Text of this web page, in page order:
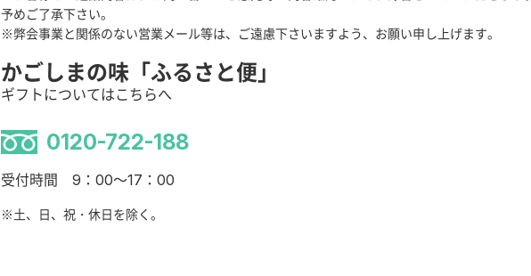
予めご了承下さい。
※弊会事業と関係のない営業メール等は、ご遠慮下さいますよう、お願い申し上げます。
かごしまの味「ふるさと便」
ギフトについてはこちらへ
0120-722-188
受付時間 9：00～17：00
※土、日、祝・休日を除く。